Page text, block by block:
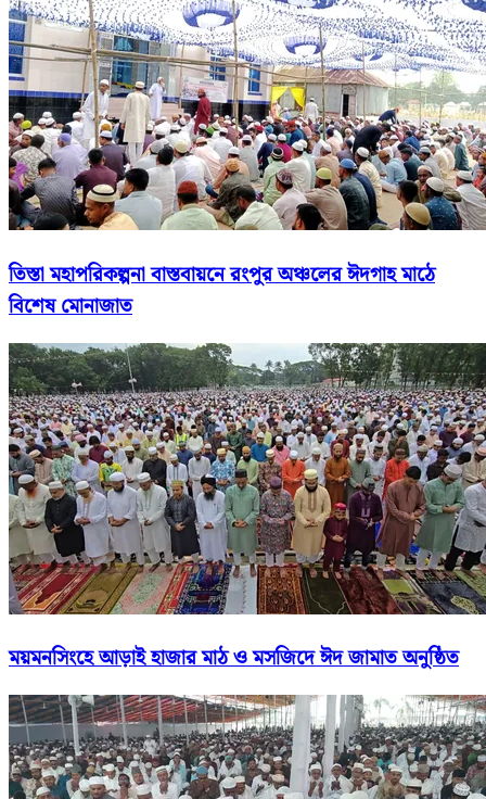
তিস্তা মহাপরিকল্পনা বাস্তবায়নে রংপুর অঞ্চলের ঈদগাহ মাঠে
বিশেষ মোনাজাত
ময়মনসিংহে আড়াই হাজার মাঠ ও মসজিদে ঈদ জামাত অনুষ্ঠিত